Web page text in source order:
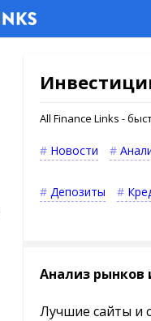
All Finance Links -
Новости
Депозиты
Анализ рынков
Лучшие сайты и